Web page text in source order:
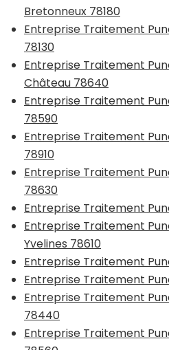
Bretonneux 78180
Entreprise Traitement
78130
Entreprise Traitement
Château 78640
Entreprise Traitement
78590
Entreprise Traitement
78910
Entreprise Traitement
78630
Entreprise Traitement
Entreprise Traitement
Yvelines 78610
Entreprise Traitement
Entreprise Traitement
Entreprise Traitement
78440
Entreprise Traitement